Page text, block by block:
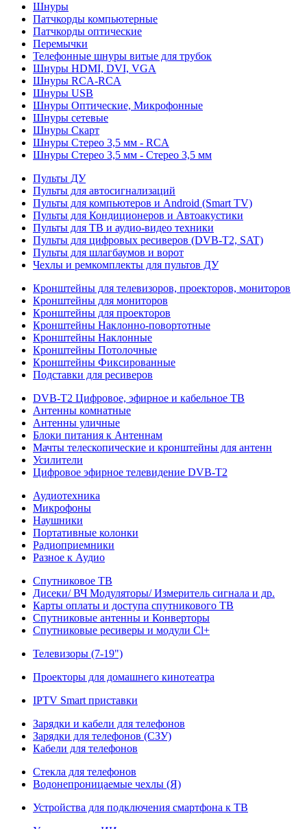
Шнуры
Патчкорды компьютерные
Патчкорды оптические
Перемычки
Телефонные шнуры витые для трубок
Шнуры HDMI, DVI, VGA
Шнуры RCA-RCA
Шнуры USB
Шнуры Оптические, Микрофонные
Шнуры сетевые
Шнуры Скарт
Шнуры Стерео 3,5 мм - RCA
Шнуры Стерео 3,5 мм - Стерео 3,5 мм
Пульты ДУ
Пульты для автосигнализаций
Пульты для компьютеров и Android (Smart TV)
Пульты для Кондиционеров и Автоакустики
Пульты для ТВ и аудио-видео техники
Пульты для цифровых ресиверов (DVB-T2, SAT)
Пульты для шлагбаумов и ворот
Чехлы и ремкомплекты для пультов ДУ
Кронштейны для телевизоров, проекторов, мониторов
Кронштейны для мониторов
Кронштейны для проекторов
Кронштейны Наклонно-повортотные
Кронштейны Наклонные
Кронштейны Потолочные
Кронштейны Фиксированные
Подставки для ресиверов
DVB-T2 Цифровое, эфирное и кабельное ТВ
Антенны комнатные
Антенны уличные
Блоки питания к Антеннам
Мачты телескопические и кронштейны для антенн
Усилители
Цифровое эфирное телевидение DVB-Т2
Аудиотехника
Микрофоны
Наушники
Портативные колонки
Радиоприемники
Разное к Аудио
Спутниковое ТВ
Дисеки/ ВЧ Модуляторы/ Измеритель сигнала и др.
Карты оплаты и доступа спутникового ТВ
Спутниковые антенны и Конверторы
Спутниковые ресиверы и модули Cl+
Телевизоры (7-19")
Проекторы для домашнего кинотеатра
IPTV Smart приставки
Зарядки и кабели для телефонов
Зарядки для телефонов (СЗУ)
Кабели для телефонов
Стекла для телефонов
Водонепроницаемые чехлы (Я)
Устройства для подключения смартфона к ТВ